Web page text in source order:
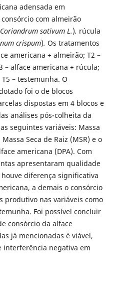
adensada em
com almeirão
Coriandrum sativum L.), rúcula
crispum). Os tratamentos
americana + almeirão; T2 –
– alface americana + rúcula;
– testemunha. O
foi o de blocos
dispostas em 4 blocos e
análises pós-colheita da
seguintes variáveis: Massa
Seca de Raiz (MSR) e o
americana (DPA). Com
apresentaram qualidade
diferença significativa
a demais o consórcio
produtivo nas variáveis como
Foi possível concluir
consórcio da alface
já mencionadas é viável,
interferência negativa em